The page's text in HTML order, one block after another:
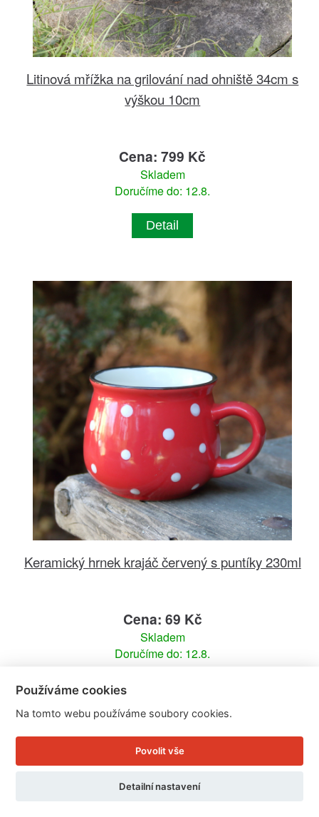
Litinová mřížka na grilování nad ohniště 34cm s
výškou 10cm
Cena: 799 Kč
Skladem
Doručíme do: 12.8.
Detail
Keramický hrnek krajáč červený s puntíky 230ml
Cena: 69 Kč
Skladem
Doručíme do: 12.8.
Používáme cookies
Na tomto webu používáme soubory cookies.
Povolit vše
Detailní nastavení